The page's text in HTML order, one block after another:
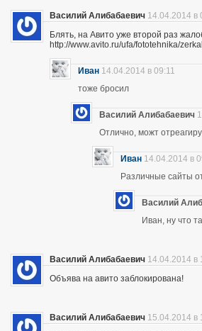
Василий Алибабаевич 14.04.2014 в
Блять, на Авито уже второй раз
http://www.avito.ru/ufa/fototehnika/
Иван 14.04.2014 в 09:11
тоже бросил
Василий Алибабаевич
Отлично, можт
Иван 14.04.2014 в
Различные сайты
Василий
Иван, ну что
Василий Алибабаевич 14.04.2014 в
Объява на авито заблокирована!
Василий Алибабаевич 15.04.2014 в